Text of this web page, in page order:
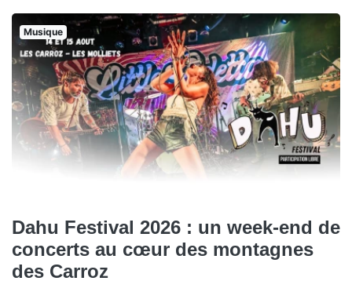
Musique
Dahu Festival 2026 : un week-end de
concerts au cœur des montagnes
des Carroz